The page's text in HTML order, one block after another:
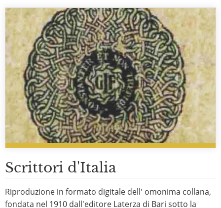
Scrittori d'Italia
Riproduzione in formato digitale dell' omonima collana,
fondata nel 1910 dall'editore Laterza di Bari sotto la